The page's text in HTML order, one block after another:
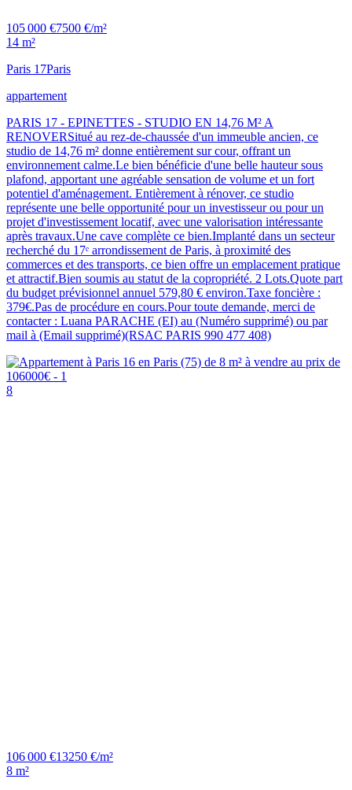
105 000 €7500 €/m²
14 m²
Paris 17Paris
appartement
PARIS 17 - EPINETTES - STUDIO EN 14,76 M² A
RENOVERSitué au rez-de-chaussée d'un immeuble ancien, ce
studio de 14,76 m² donne entièrement sur cour, offrant un
environnement calme.Le bien bénéficie d'une belle hauteur sous
plafond, apportant une agréable sensation de volume et un fort
potentiel d'aménagement. Entièrement à rénover, ce studio
représente une belle opportunité pour un investisseur ou pour un
projet d'investissement locatif, avec une valorisation intéressante
après travaux.Une cave complète ce bien.Implanté dans un secteur
recherché du 17ᵉ arrondissement de Paris, à proximité des
commerces et des transports, ce bien offre un emplacement pratique
et attractif.Bien soumis au statut de la copropriété. 2 Lots.Quote part
du budget prévisionnel annuel 579,80 € environ.Taxe foncière :
379€.Pas de procédure en cours.Pour toute demande, merci de
contacter : Luana PARACHE (EI) au (Numéro supprimé) ou par
mail à (Email supprimé)(RSAC PARIS 990 477 408)
8
106 000 €13250 €/m²
8 m²